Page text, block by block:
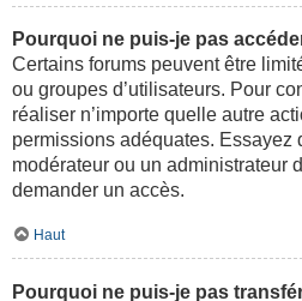
Pourquoi ne puis-je pas
Certains forums peuvent être
ou groupes d’utilisateurs. Pour
réaliser n’importe quelle autre
permissions adéquates. Essayez
modérateur ou un administrateur
demander un accès.
Haut
Pourquoi ne puis-je pas